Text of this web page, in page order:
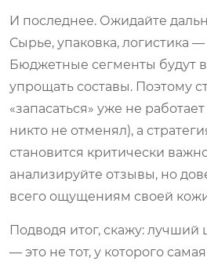
И последнее. Ожидайте
Сырье, упаковка, логистика
Бюджетные сегменты будут
упрощать составы. Поэтому
«запасаться» уже не
никто не отменял), а
становится критически
анализируйте отзывы, но
всего ощущениям своей
Подводя итог, скажу: лучший
— это не тот, у которого